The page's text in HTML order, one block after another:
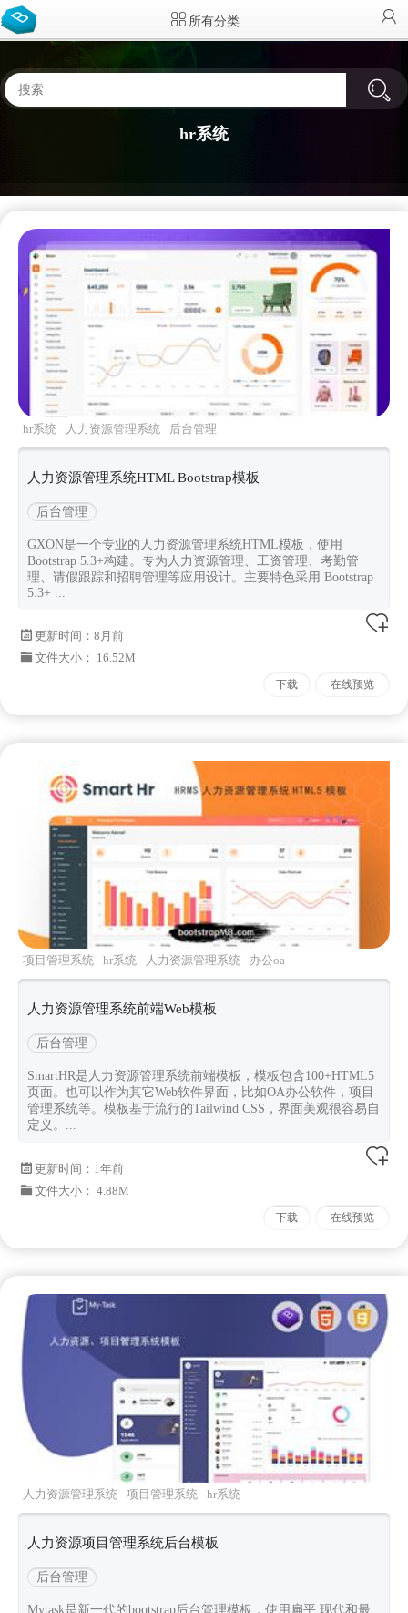
所有分类
hr系统
hr系统 人力资源管理系统
后台管理
人力资源管理系统HTML Bootstrap模板
后台管理
GXON是一个专业的人力资源管理系统HTML模板，使用
Bootstrap 5.3+构建。专为人力资源管理、工资管理、考勤管
理、请假跟踪和招聘管理等应用设计。主要特色采用 Bootstrap
5.3+ ...
更新时间： 8月前
文件大小： 16.52M
下载 在线预览
项目管理系统 hr系统 人力资源管理系统
办公oa
后台项目
人力资源管理系统前端Web模板
后台管理
SmartHR是人力资源管理系统前端模板，模板包含100+HTML5
页面。也可以作为其它Web软件界面，比如OA办公软件，项目
管理系统等。模板基于流行的Tailwind CSS，界面美观很容易自
定义。...
更新时间： 1年前
文件大小： 4.88M
下载 在线预览
人力资源管理系统 项目管理系统
hr系统
bootstrap后台页面
mytask
人力资源项目管理系统后台模板
后台管理
Mytask是新一代的bootstrap后台管理模板，使用扁平,现代和最